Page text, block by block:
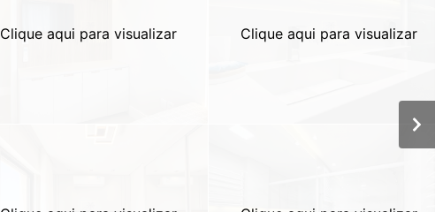
Clique aqui para visualizar Clique aqui para visualizar